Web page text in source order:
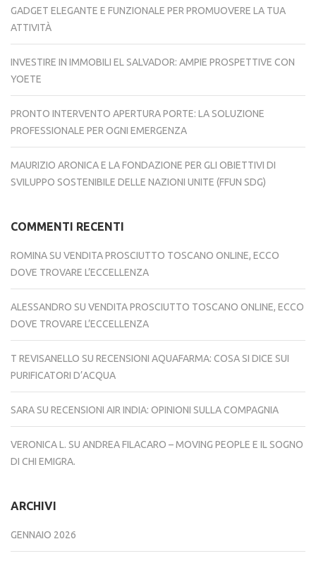
GADGET ELEGANTE E FUNZIONALE PER PROMUOVERE LA TUA
ATTIVITÀ
INVESTIRE IN IMMOBILI EL SALVADOR: AMPIE PROSPETTIVE CON
YOETE
PRONTO INTERVENTO APERTURA PORTE: LA SOLUZIONE
PROFESSIONALE PER OGNI EMERGENZA
MAURIZIO ARONICA E LA FONDAZIONE PER GLI OBIETTIVI DI
SVILUPPO SOSTENIBILE DELLE NAZIONI UNITE (FFUN SDG)
COMMENTI RECENTI
ROMINA SU VENDITA PROSCIUTTO TOSCANO ONLINE, ECCO
DOVE TROVARE L’ECCELLENZA
ALESSANDRO SU VENDITA PROSCIUTTO TOSCANO ONLINE, ECCO
DOVE TROVARE L’ECCELLENZA
T REVISANELLO SU RECENSIONI AQUAFARMA: COSA SI DICE SUI
PURIFICATORI D’ACQUA
SARA SU RECENSIONI AIR INDIA: OPINIONI SULLA COMPAGNIA
VERONICA L. SU ANDREA FILACARO – MOVING PEOPLE E IL SOGNO
DI CHI EMIGRA.
ARCHIVI
GENNAIO 2026